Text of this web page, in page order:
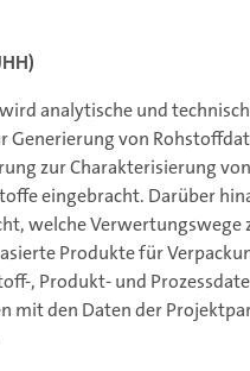
analytische und
Generierung von
zur Charakterisierung
eingebracht. Darüber
welche
Produkte für
, Produkt- und
mit den Daten der